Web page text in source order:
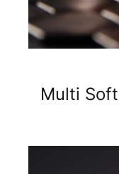
Multi